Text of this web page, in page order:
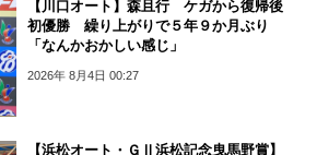
【川口オート】森且行 ケガから復帰後
初優勝 繰り上がりで５年９か月ぶり
「なんかおかしい感じ」
2026年 8月4日 00:27
【浜松オート・ＧⅡ浜松記念曳馬野賞】